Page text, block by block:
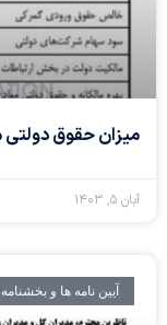
میزان حقوق دولتی
آبان ۵, ۱۴۰۳
آیین نامه ها و